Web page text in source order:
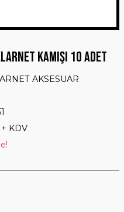
KAMIŞI 10 ADET
AKSESUAR
KDV